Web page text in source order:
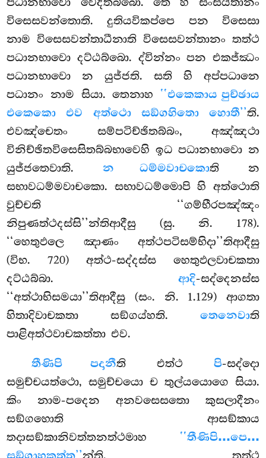
විසෙසවන්තොති. දුතියවිකප්පෙ පන විසෙසා
නාම විසෙසවන්තාධීනාති විසෙසවන්තානං තත්ථ
පධානභාවො දට්ඨබ්බො. ද්වින්නං පන එකජ්ඣං
පධානභාවො න යුජ්ජති. සති හි අප්පධානෙ
පධානං නාම සියා. තෙනාහ ‘‘එකෙකාය පුච්ඡාය
එකෙකො එව අත්ථො සඞ්ගහිතො හොතී’’ති.
එවඤ්චෙතං සම්පටිච්ඡිතබ්බං, අඤ්ඤථා
විනිච්ඡිතවිසෙසිතබ්බභාවෙහි ඉධ පධානභාවො න
යුජ්ජතෙවාති. න ධම්මවාචකොති න
සභාවධම්මවාචකො. සභාවධම්මොපිහි අත්ථොති
වුච්චති ‘‘ගම්භීරපඤ්ඤං
නිපුණත්ථදස්සි’’න්තිආදීසු (සු. නි. 178).
‘‘හෙතුඵලෙ ඤාණං අත්ථපටිසම්භිදා’’තිආදීසු
(විභ. 720) අත්ථ-සද්දස්ස හෙතුඵලවාචකතා
දට්ඨබ්බා. ආදි-සද්දෙනස්ස
‘‘අත්ථාභිසමයා’’තිආදීසු (සං. නි. 1.129) ආගතා
හිතාදිවාචකතා සඞ්ගය්හති. තෙනෙවාති
පාළිඅත්ථවාචකත්තා එව.
තීණිපි පදානීති එත්ථ පි-සද්දො
සමුච්චයත්ථො, සමුච්චයො ච තුල්යයොගෙ සියා.
කිං නාම-පදෙන අනවසෙසතො කුසලාදීනං
සඞ්ගහොති ආසඞ්කාය
තදාසඞ්කානිවත්තනත්ථමාහ ‘‘තීණිපි…පෙ…